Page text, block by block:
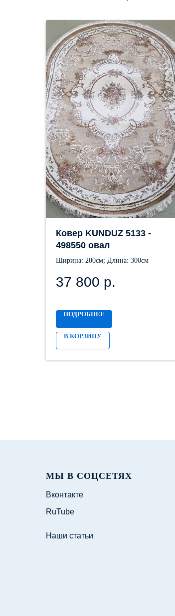
Ковер KUNDUZ 5133 -
498550 овал
Ширина: 200см; Длина: 300см
37 800 р.
ПОДРОБНЕЕ
В КОРЗИНУ
МЫ В СОЦСЕТЯХ
Вконтакте
RuTube
Наши статьи